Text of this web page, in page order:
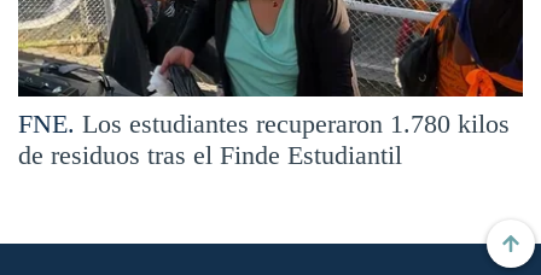
FNE. Los estudiantes recuperaron 1.780 kilos
de residuos tras el Finde Estudiantil